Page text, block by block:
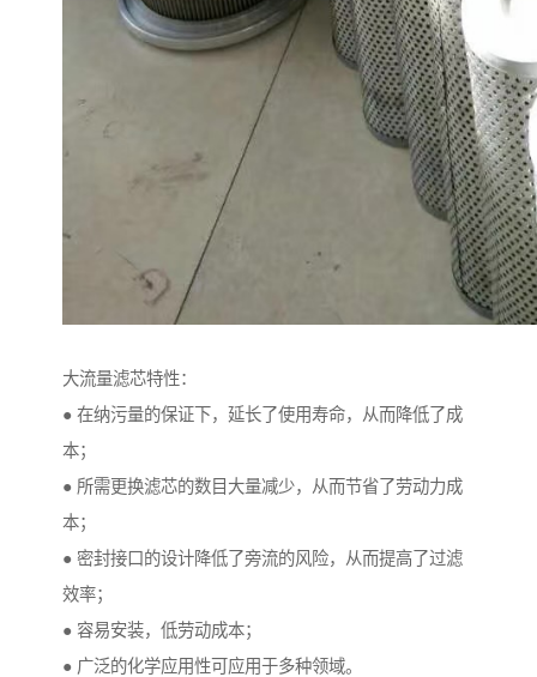
大流量滤芯特性：
● 在纳污量的保证下，延长了使用寿命，从而降低了成
本；
● 所需更换滤芯的数目大量减少，从而节省了劳动力成
本；
● 密封接口的设计降低了旁流的风险，从而提高了过滤
效率；
● 容易安装，低劳动成本；
● 广泛的化学应用性可应用于多种领域。